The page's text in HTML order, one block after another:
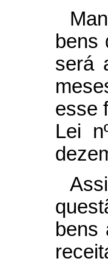
bens
será
esse
Lei
bens